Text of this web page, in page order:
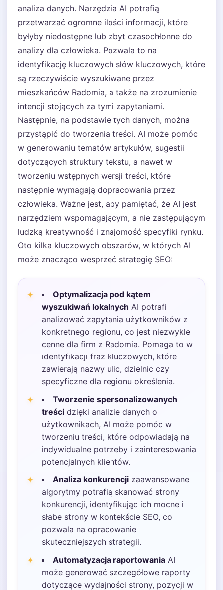
analiza danych. Narzędzia AI potrafią
przetwarzać ogromne ilości informacji, które
byłyby niedostępne lub zbyt czasochłonne do
analizy dla człowieka. Pozwala to na
identyfikację kluczowych słów kluczowych, które
są rzeczywiście wyszukiwane przez
mieszkańców Radomia, a także na zrozumienie
intencji stojących za tymi zapytaniami.
Następnie, na podstawie tych danych, można
przystąpić do tworzenia treści. AI może pomóc
w generowaniu tematów artykułów, sugestii
dotyczących struktury tekstu, a nawet w
tworzeniu wstępnych wersji treści, które
następnie wymagają dopracowania przez
człowieka. Ważne jest, aby pamiętać, że AI jest
narzędziem wspomagającym, a nie zastępującym
ludzką kreatywność i znajomość specyfiki rynku.
Oto kilka kluczowych obszarów, w których AI
może znacząco wesprzeć strategię SEO:
Optymalizacja pod kątem
wyszukiwań lokalnych AI potrafi
analizować zapytania użytkowników z
konkretnego regionu, co jest niezwykle
cenne dla firm z Radomia. Pomaga to w
identyfikacji fraz kluczowych, które
zawierają nazwy ulic, dzielnic czy
specyficzne dla regionu określenia.
Tworzenie spersonalizowanych
treści dzięki analizie danych o
użytkownikach, AI może pomóc w
tworzeniu treści, które odpowiadają na
indywidualne potrzeby i zainteresowania
potencjalnych klientów.
Analiza konkurencji zaawansowane
algorytmy potrafią skanować strony
konkurencji, identyfikując ich mocne i
słabe strony w kontekście SEO, co
pozwala na opracowanie
skuteczniejszych strategii.
Automatyzacja raportowania AI
może generować szczegółowe raporty
dotyczące wydajności strony, pozycji w